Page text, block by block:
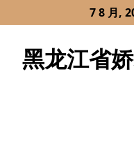
to
7 8 月,
黑龙江省